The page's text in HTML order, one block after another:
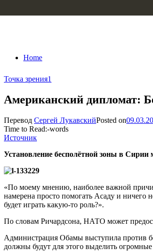
Home
Точка зрения1
Американский дипломат:
Перевод Сергей ЛукавскийPosted on
Time to Read:-words
Источник
Установление бесполётной зоны в
«По моему мнению, наиболее важной
намерена просто помогать Асаду и ничего
будет играть какую-то роль?».
По словам Ричардсона, НАТО может
Администрация Обамы выступила против
должны будут для этого выделить огромные